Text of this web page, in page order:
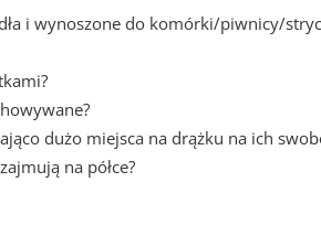
i wynoszone do komórki/piwnicy/
dużo miejsca na drążku na ich
na półce?